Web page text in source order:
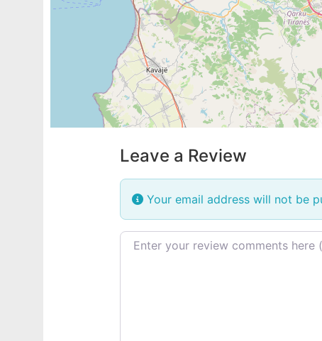
Leave a Review
Your email address will not be
Review text